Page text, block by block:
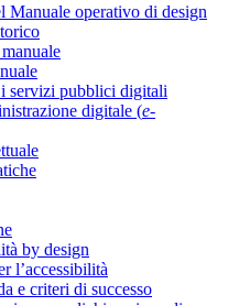
Manuale operativo di design
servizi pubblici digitali
digitale (e-
by design
l’accessibilità
e criteri di successo